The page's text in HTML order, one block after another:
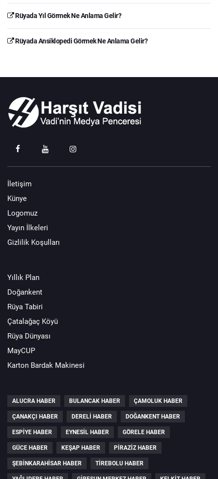
Rüyada Yıl Görmek Ne Anlama Gelir?
Rüyada Ansiklopedi Görmek Ne Anlama Gelir?
İletişim
Künye
Logomuz
Yayın İlkeleri
Gizlilik Koşulları
Yıllık Plan
Doğankent
Rüya Tabiri
Çatalağaç Köyü
Rüya Dünyası
MayCUP
Karton Bardak Makinesi
ALUCRA HABER BULANCAK HABER ÇAMOLUK HABER
ÇANAKÇI HABER DERELI HABER DOĞANKENT HABER
ESPIYE HABER EYNESIL HABER GÖRELE HABER
GÜCE HABER KEŞAP HABER PIRAZIZ HABER
ŞEBINKARAHISAR HABER TIREBOLU HABER